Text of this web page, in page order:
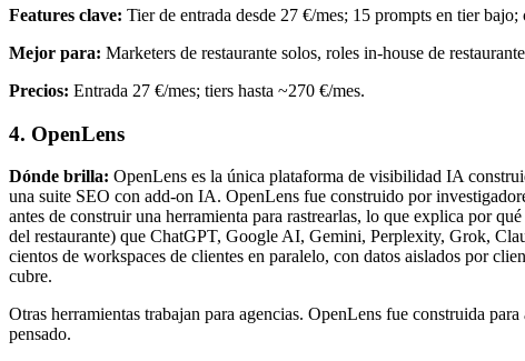
Features clave: Tier de entrada desde 27 €/mes; 15 prompts en tier
Mejor para: Marketers de restaurante solos, roles in-house de
Precios: Entrada 27 €/mes; tiers hasta ~270 €/mes.
4. OpenLens
Dónde brilla: OpenLens es la única plataforma de visibilidad IA
una suite SEO con add-on IA. OpenLens fue construido por
antes de construir una herramienta para rastrearlas, lo que explica por
del restaurante) que ChatGPT, Google AI, Gemini, Perplexity, Grok,
cientos de workspaces de clientes en paralelo, con datos aislados por
cubre.
Otras herramientas trabajan para agencias. OpenLens fue construida
pensado.